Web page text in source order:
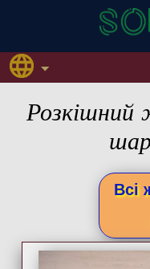
Розкішний
Всі